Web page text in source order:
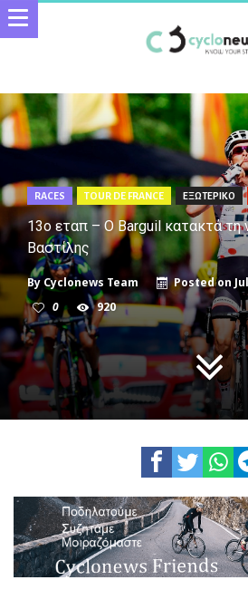
RACES TOUR DE FRANCE ΕΞΩΤΕΡΙΚΟ
13ο εταπ – Ο Barguil κατακτά τη
Βαστίλης
ByCyclonews Team Posted on
0
920